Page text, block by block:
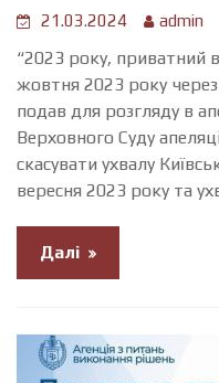
21.03.2024 admin
“2023 року, приватний
жовтня 2023 року
подав для розгляду в
Верховного Суду
скасувати ухвалу
вересня 2023 року та
Далі